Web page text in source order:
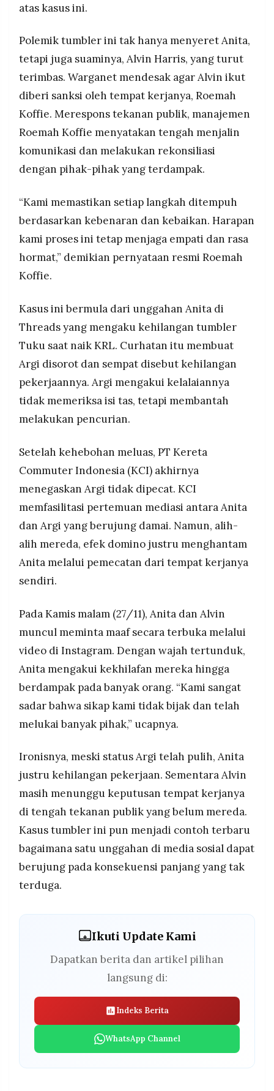
atas kasus ini.
Polemik tumbler ini tak hanya menyeret Anita,
tetapi juga suaminya, Alvin Harris, yang turut
terimbas. Warganet mendesak agar Alvin ikut
diberi sanksi oleh tempat kerjanya, Roemah
Koffie. Merespons tekanan publik, manajemen
Roemah Koffie menyatakan tengah menjalin
komunikasi dan melakukan rekonsiliasi
dengan pihak-pihak yang terdampak.
“Kami memastikan setiap langkah ditempuh
berdasarkan kebenaran dan kebaikan. Harapan
kami proses ini tetap menjaga empati dan rasa
hormat,” demikian pernyataan resmi Roemah
Koffie.
Kasus ini bermula dari unggahan Anita di
Threads yang mengaku kehilangan tumbler
Tuku saat naik KRL. Curhatan itu membuat
Argi disorot dan sempat disebut kehilangan
pekerjaannya. Argi mengakui kelalaiannya
tidak memeriksa isi tas, tetapi membantah
melakukan pencurian.
Setelah kehebohan meluas, PT Kereta
Commuter Indonesia (KCI) akhirnya
menegaskan Argi tidak dipecat. KCI
memfasilitasi pertemuan mediasi antara Anita
dan Argi yang berujung damai. Namun, alih-
alih mereda, efek domino justru menghantam
Anita melalui pemecatan dari tempat kerjanya
sendiri.
Pada Kamis malam (27/11), Anita dan Alvin
muncul meminta maaf secara terbuka melalui
video di Instagram. Dengan wajah tertunduk,
Anita mengakui kekhilafan mereka hingga
berdampak pada banyak orang. “Kami sangat
sadar bahwa sikap kami tidak bijak dan telah
melukai banyak pihak,” ucapnya.
Ironisnya, meski status Argi telah pulih, Anita
justru kehilangan pekerjaan. Sementara Alvin
masih menunggu keputusan tempat kerjanya
di tengah tekanan publik yang belum mereda.
Kasus tumbler ini pun menjadi contoh terbaru
bagaimana satu unggahan di media sosial dapat
berujung pada konsekuensi panjang yang tak
terduga.
Ikuti Update Kami
Dapatkan berita dan artikel pilihan
langsung di:
Indeks Berita
WhatsApp Channel